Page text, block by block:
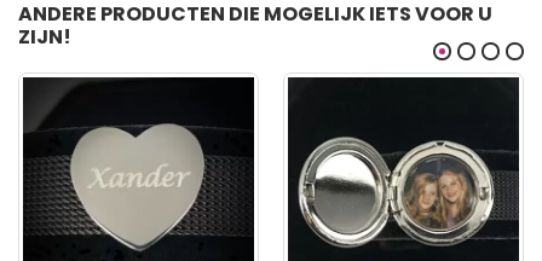
ANDERE PRODUCTEN DIE MOGELIJK IETS VOOR U
ZIJN!